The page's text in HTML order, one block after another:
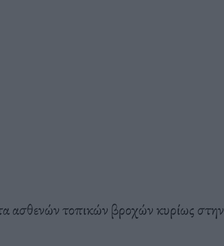
ασθενών τοπικών βροχών κυρίως στην